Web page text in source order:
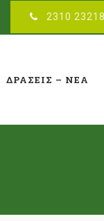
2310
ΔΡΆΣΕΙΣ – ΝΈΑ